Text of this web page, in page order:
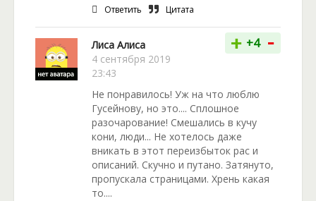
Ответить Цитата
Лиса Алиса
4 сентября 2019
23:43
+ +4 -
Не понравилось! Уж на что люблю
Гусейнову, но это.... Сплошное
разочарование! Смешались в кучу
кони, люди... Не хотелось даже
вникать в этот переизбыток рас и
описаний. Скучно и путано. Затянуто,
пропускала страницами. Хрень какая
то....